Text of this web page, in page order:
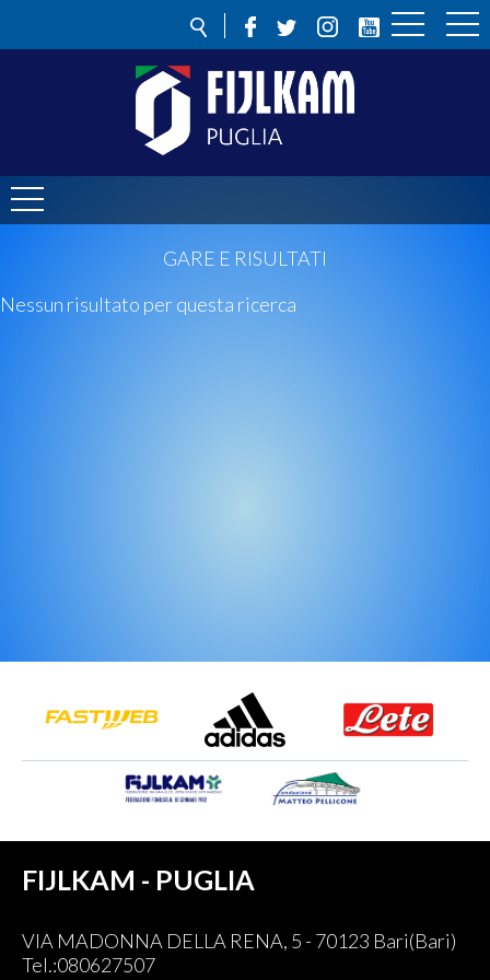
GARE E RISULTATI
Nessun risultato per questa ricerca
FIJLKAM - PUGLIA
VIA MADONNA DELLA RENA, 5 - 70123 Bari(Bari)
Tel.:080627507